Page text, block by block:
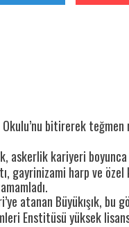
Okulu’nu bitirerek
askerlik kariyeri
gayrinizami harp ve özel
atanan Büyükışık, bu
Enstitüsü yüksek